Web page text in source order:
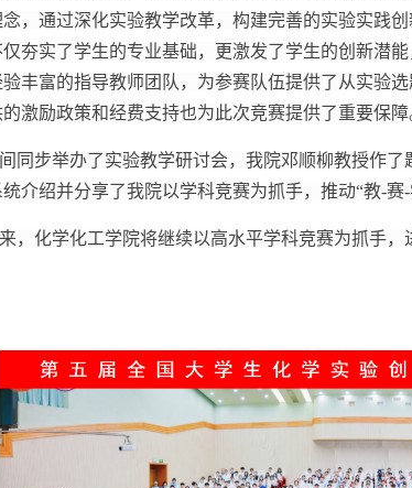
，通过深化实验教学改革，构建完善的实验实践
夯实了学生的专业基础，更激发了学生的创新潜
验丰富的指导教师团队，为参赛队伍提供了从实验
激励政策和经费支持也为此次竞赛提供了重要保障
同步举办了实验教学研讨会，我院邓顺柳教授作
介绍并分享了我院以学科竞赛为抓手，推动“教-赛
，化学化工学院将继续以高水平学科竞赛为抓手